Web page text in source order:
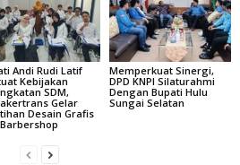
Andi Rudi Latif
Kebijakan
SDM,
Gelar
Desain Grafis
Memperkuat Sinergi,
DPD KNPI Silaturahmi
Dengan Bupati Hulu
Sungai Selatan